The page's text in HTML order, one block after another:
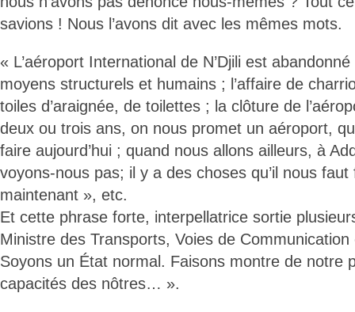
savions ! Nous l’avons dit avec les mêmes mots.
« L’aéroport International de N’Djili est
moyens structurels et humains ; l’affaire de
toiles d’araignée, de toilettes ; la clôture de
deux ou trois ans, on nous promet un aéroport,
faire aujourd’hui ; quand nous allons ailleurs, à
voyons-nous pas; il y a des choses qu’il nous faut
maintenant », etc.
Et cette phrase forte, interpellatrice sortie
Ministre des Transports, Voies de
Soyons un État normal. Faisons montre de notre
capacités des nôtres… ».